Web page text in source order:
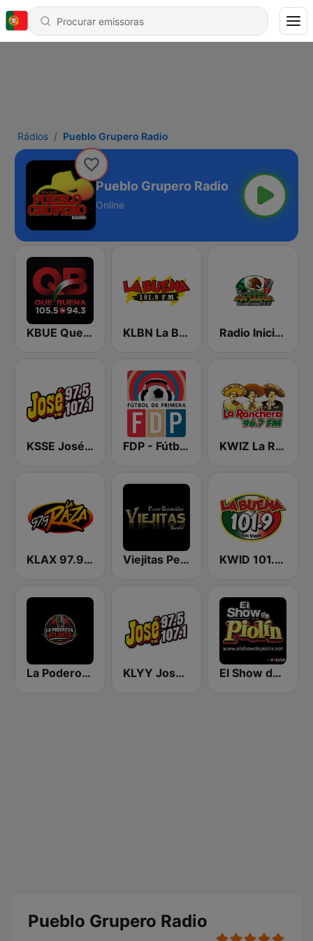
Rádios Pueblo Grupero Radio
Pueblo Grupero Radio
Online
KBUE Que Buena 105.5 / 94.3 FM (US Only) KLBN La Buena 101.9 FM Radio Iniciador
KSSE José 97.5 y 107.1 FDP - Fútbol de Primera KWIZ La Ranchera 96.7 FM (US Only)
KLAX 97.9 La Raza FM Viejitas Pero Bonitas Radio KWID 101.9 La Buena
La Poderosa Atlanta KLYY José 97.5 y 107.1 El Show de Piolín
Pueblo Grupero Radio